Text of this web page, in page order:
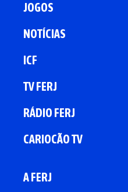
JOGOS
NOTÍCIAS
ICF
TV FERJ
RÁDIO FERJ
CARIOCÃO TV
A FERJ